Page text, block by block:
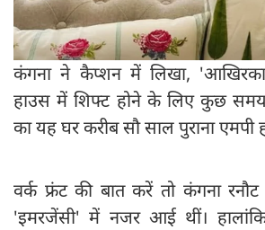
कंगना ने कैप्शन में लिखा,
हाउस में शिफ्ट होने के लिए कुछ
का यह घर करीब सौ साल पुराना एमपी
वर्क फ्रंट की बात करें तो कंगना
'इमरजेंसी' में नजर आई थीं।